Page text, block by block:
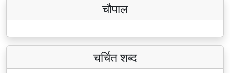
चौपाल
चर्चित शब्द